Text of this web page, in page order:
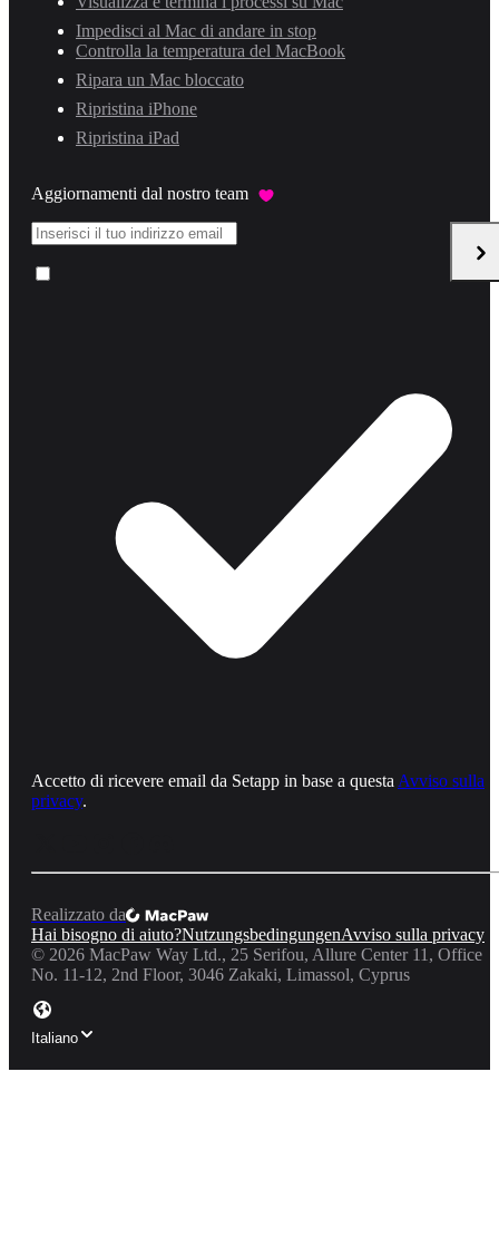
Impedisci al Mac di andare in stop
Controlla la temperatura del MacBook
Ripara un Mac bloccato
Ripristina iPhone
Ripristina iPad
Aggiornamenti dal nostro team
Accetto di ricevere email da Setapp in base a questa Avviso sulla
privacy.
Realizzato da
Hai bisogno di aiuto?NutzungsbedingungenAvviso sulla privacy
© 2026 MacPaw Way Ltd., 25 Serifou, Allure Center 11, Office
No. 11-12, 2nd Floor, 3046 Zakaki, Limassol, Cyprus
Italiano